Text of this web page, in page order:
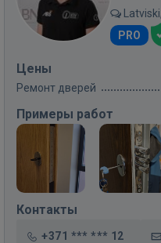
PRO
Цены
Ремонт дверей
Примеры работ
Контакты
+371 *** *** 12